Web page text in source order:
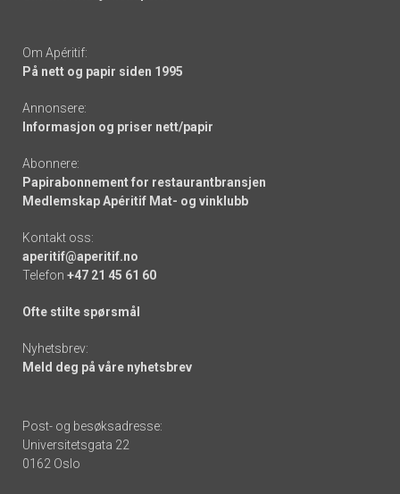
Om Apéritif:
På nett og papir siden 1995
Annonsere:
Informasjon og priser nett/papir
Abonnere:
Papirabonnement for restaurantbransjen
Medlemskap Apéritif Mat- og vinklubb
Kontakt oss:
aperitif@aperitif.no
Telefon +47 21 45 61 60
Ofte stilte spørsmål
Nyhetsbrev:
Meld deg på våre nyhetsbrev
Post- og besøksadresse:
Universitetsgata 22
0162 Oslo